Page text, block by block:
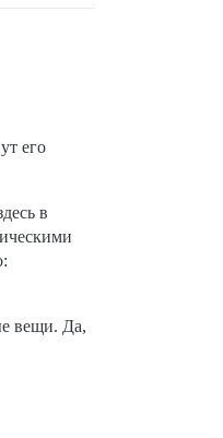
его
в
вещи. Да,